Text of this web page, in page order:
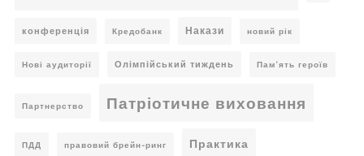
конференція Кредобанк Накази новий рік
Нові аудиторії Олімпійський тиждень Пам’ять героїв
Партнерство Патріотичне виховання
ПДД правовий брейн-ринг Практика